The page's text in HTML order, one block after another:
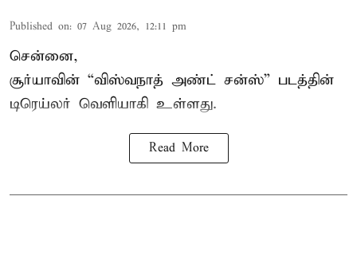
Published on: 07 Aug 2026, 12:11 pm
சென்னை,
சூர்யாவின் “விஸ்வநாத் அண்ட் சன்ஸ்” படத்தின்
டிரெய்லர் வெளியாகி உள்ளது.
Read More